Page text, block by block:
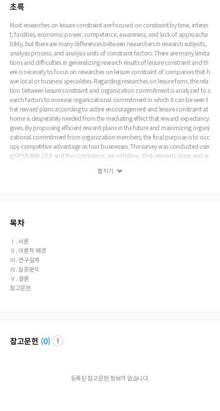
초록
Most researches on leisure constraint are focused on constraint by time, interes
t, facilities, economic power, competence, awareness, and lack of approacha
bility, but there are many differences between researchers in research subjects,
analysis process, and analysis units of constraint factors. There are many limita
tions and difficulties in generalizing research results of leisure constraint and th
ere is necessity to focus on researches on leisure constraint of companies that h
ave local or business specialities. Regarding researches on leisure form, the rela
tion between leisure constraint and organization commitment is analyzed to s
earch factors to increase organizational commitment in which it can be seen t
hat reward plans according to active encouragement and leisure constraint at
home is desperately needed from the mediating effect that reward expectancy
gives. By proposing efficient reward plans in the future and maximizing organi
zational commitment from organization members, the final purpose is to occ
upy competitive advantage as tour businesses. The survey was conducted usin
g SPSS WIN 18.0 and the conclusions are as follow. First, rewards plans and re
fficiently composed in company aspect. Second, reward expectation must be
oyees and make then commit to an organization in which practical implicatio
casino dealers is very lacked in which the subjects of research should not be li
nd the samples should be expanded to casino dealers in other regions or ordi
nary businessmen to generalize future research results.
펼치기
목차
Ⅰ. 서론
Ⅱ. 이론적 배경
Ⅲ. 연구설계
Ⅳ. 실증분석
Ⅴ. 결론
참고문헌
참고문헌 (0)
등록된 참고문헌 정보가 없습니다.